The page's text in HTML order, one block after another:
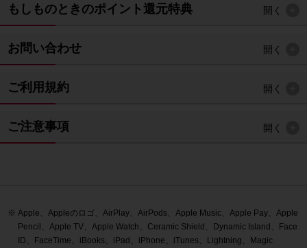
もしものときのポイント還元特典 開く
お問い合わせ 開く
ご利用規約 開く
ご注意事項 開く
Apple、Appleのロゴ、AirPlay、AirPods、Apple Music、Apple Pay、Apple
Pencil、Apple TV、Apple Watch、Ceramic Shield、Dynamic Island、Face
ID、FaceTime、iBooks、iPad、iPhone、iTunes、Lightning、Magic